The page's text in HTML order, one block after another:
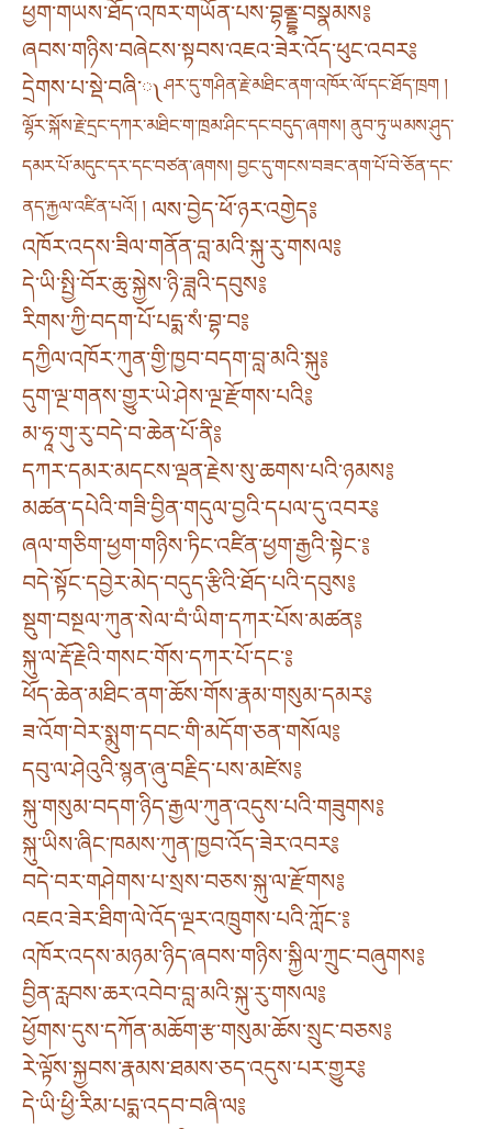
ཕྱག་གཡས་ཐོད་འཁར་གཡོན་པས་བྷནྡྷ་བསྣམས༔
ཞབས་གཉིས་བཞེངས་སྟབས་འཇའ་ཟེར་འོད་ཕུང་འབར༔
དྲེགས་པ་སྡེ་བཞི་༾ ཤར་དུ་གཤིན་རྗེ་མཐིང་ནག་འཁོར་ལོ་དང་ཐོད་ཁྲག །
ལྷོར་སྐོས་རྗེ་དྲང་དཀར་མཐིང་ག་ཁྲམ་ཤིང་དང་བདུད་ཞགས། ནུབ་ཏུ་ཡམས་ཤུད་
དམར་པོ་མདུང་དར་དང་བཙན་ཞགས། བྱང་དུ་གངས་བཟང་ནག་པོ་བེ་ཅོན་དང་
ནད་རྐྱལ་འཛིན་པའོ། ། ལས་བྱེད་ཕོ་ཉར་འགྱེད༔
འཁོར་འདས་ཟིལ་གནོན་བླ་མའི་སྐུ་རུ་གསལ༔
དེ་ཡི་སྤྱི་བོར་ཆུ་སྐྱེས་ཉི་ཟླའི་དབུས༔
རིགས་ཀྱི་བདག་པོ་པདྨ་སཾ་བྷ་བ༔
དཀྱིལ་འཁོར་ཀུན་གྱི་ཁྱབ་བདག་བླ་མའི་སྐུ༔
དུག་ལྔ་གནས་གྱུར་ཡེ་ཤེས་ལྔ་རྫོགས་པའི༔
མ་ཧཱ་གུ་རུ་བདེ་བ་ཆེན་པོ་ནི༔
དཀར་དམར་མདངས་ལྡན་རྗེས་སུ་ཆགས་པའི་ཉམས༔
མཚན་དཔེའི་གཟི་བྱིན་གདུལ་བྱའི་དཔལ་དུ་འབར༔
ཞལ་གཅིག་ཕྱག་གཉིས་ཏིང་འཛིན་ཕྱག་རྒྱའི་སྟེང་༔
བདེ་སྟོང་དབྱེར་མེད་བདུད་རྩིའི་ཐོད་པའི་དབུས༔
སྡུག་བསྔལ་ཀུན་སེལ་བཾ་ཡིག་དཀར་པོས་མཚན༔
སྐུ་ལ་རྡོ་རྗེའི་གསང་གོས་དཀར་པོ་དང་༔
ཕོད་ཆེན་མཐིང་ནག་ཆོས་གོས་རྣམ་གསུམ་དམར༔
ཟ་འོག་བེར་སྨུག་དབང་གི་མདོག་ཅན་གསོལ༔
དབུ་ལ་ཤེའུའི་སྙན་ཞུ་བརྗིད་པས་མཛེས༔
སྐུ་གསུམ་བདག་ཉིད་རྒྱལ་ཀུན་འདུས་པའི་གཟུགས༔
སྐུ་ཡིས་ཞིང་ཁམས་ཀུན་ཁྱབ་འོད་ཟེར་འབར༔
བདེ་བར་གཤེགས་པ་སྲས་བཅས་སྐུ་ལ་རྫོགས༔
འཇའ་ཟེར་ཐིག་ལེ་འོད་ལྔར་འཁྲུགས་པའི་ཀློང་༔
འཁོར་འདས་མཉམ་ཉིད་ཞབས་གཉིས་སྐྱིལ་ཀྲུང་བཞུགས༔
བྱིན་རླབས་ཆར་འབེབ་བླ་མའི་སྐུ་རུ་གསལ༔
ཕྱོགས་དུས་དཀོན་མཆོག་རྩ་གསུམ་ཆོས་སྲུང་བཅས༔
རེ་ལྟོས་སྐྱབས་རྣམས་ཐམས་ཅད་འདུས་པར་གྱུར༔
དེ་ཡི་ཕྱི་རིམ་པདྨ་འདབ་བཞི་ལ༔